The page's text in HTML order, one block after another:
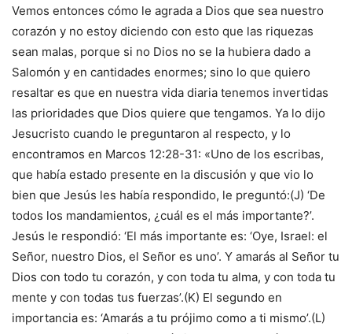
Vemos entonces cómo le agrada a Dios que sea nuestro
corazón y no estoy diciendo con esto que las riquezas
sean malas, porque si no Dios no se la hubiera dado a
Salomón y en cantidades enormes; sino lo que quiero
resaltar es que en nuestra vida diaria tenemos invertidas
las prioridades que Dios quiere que tengamos. Ya lo dijo
Jesucristo cuando le preguntaron al respecto, y lo
encontramos en Marcos 12:28-31: «Uno de los escribas,
que había estado presente en la discusión y que vio lo
bien que Jesús les había respondido, le preguntó:(J) ‘De
todos los mandamientos, ¿cuál es el más importante?’.
Jesús le respondió: ‘El más importante es: ‘Oye, Israel: el
Señor, nuestro Dios, el Señor es uno’. Y amarás al Señor tu
Dios con todo tu corazón, y con toda tu alma, y con toda tu
mente y con todas tus fuerzas’.(K) El segundo en
importancia es: ‘Amarás a tu prójimo como a ti mismo’.(L)